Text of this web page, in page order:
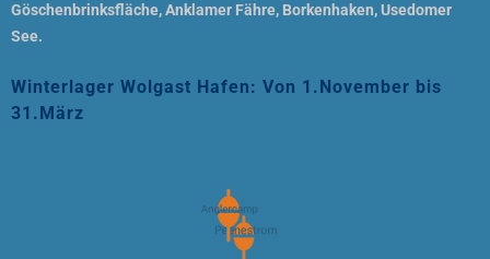
Göschenbrinksfläche, Anklamer Fähre, Borkenhaken, Usedomer
See.
Winterlager Wolgast Hafen: Von 1.November bis
31.März